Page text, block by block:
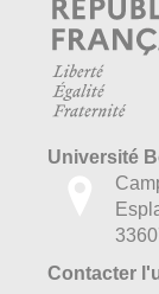
Université
Contacter